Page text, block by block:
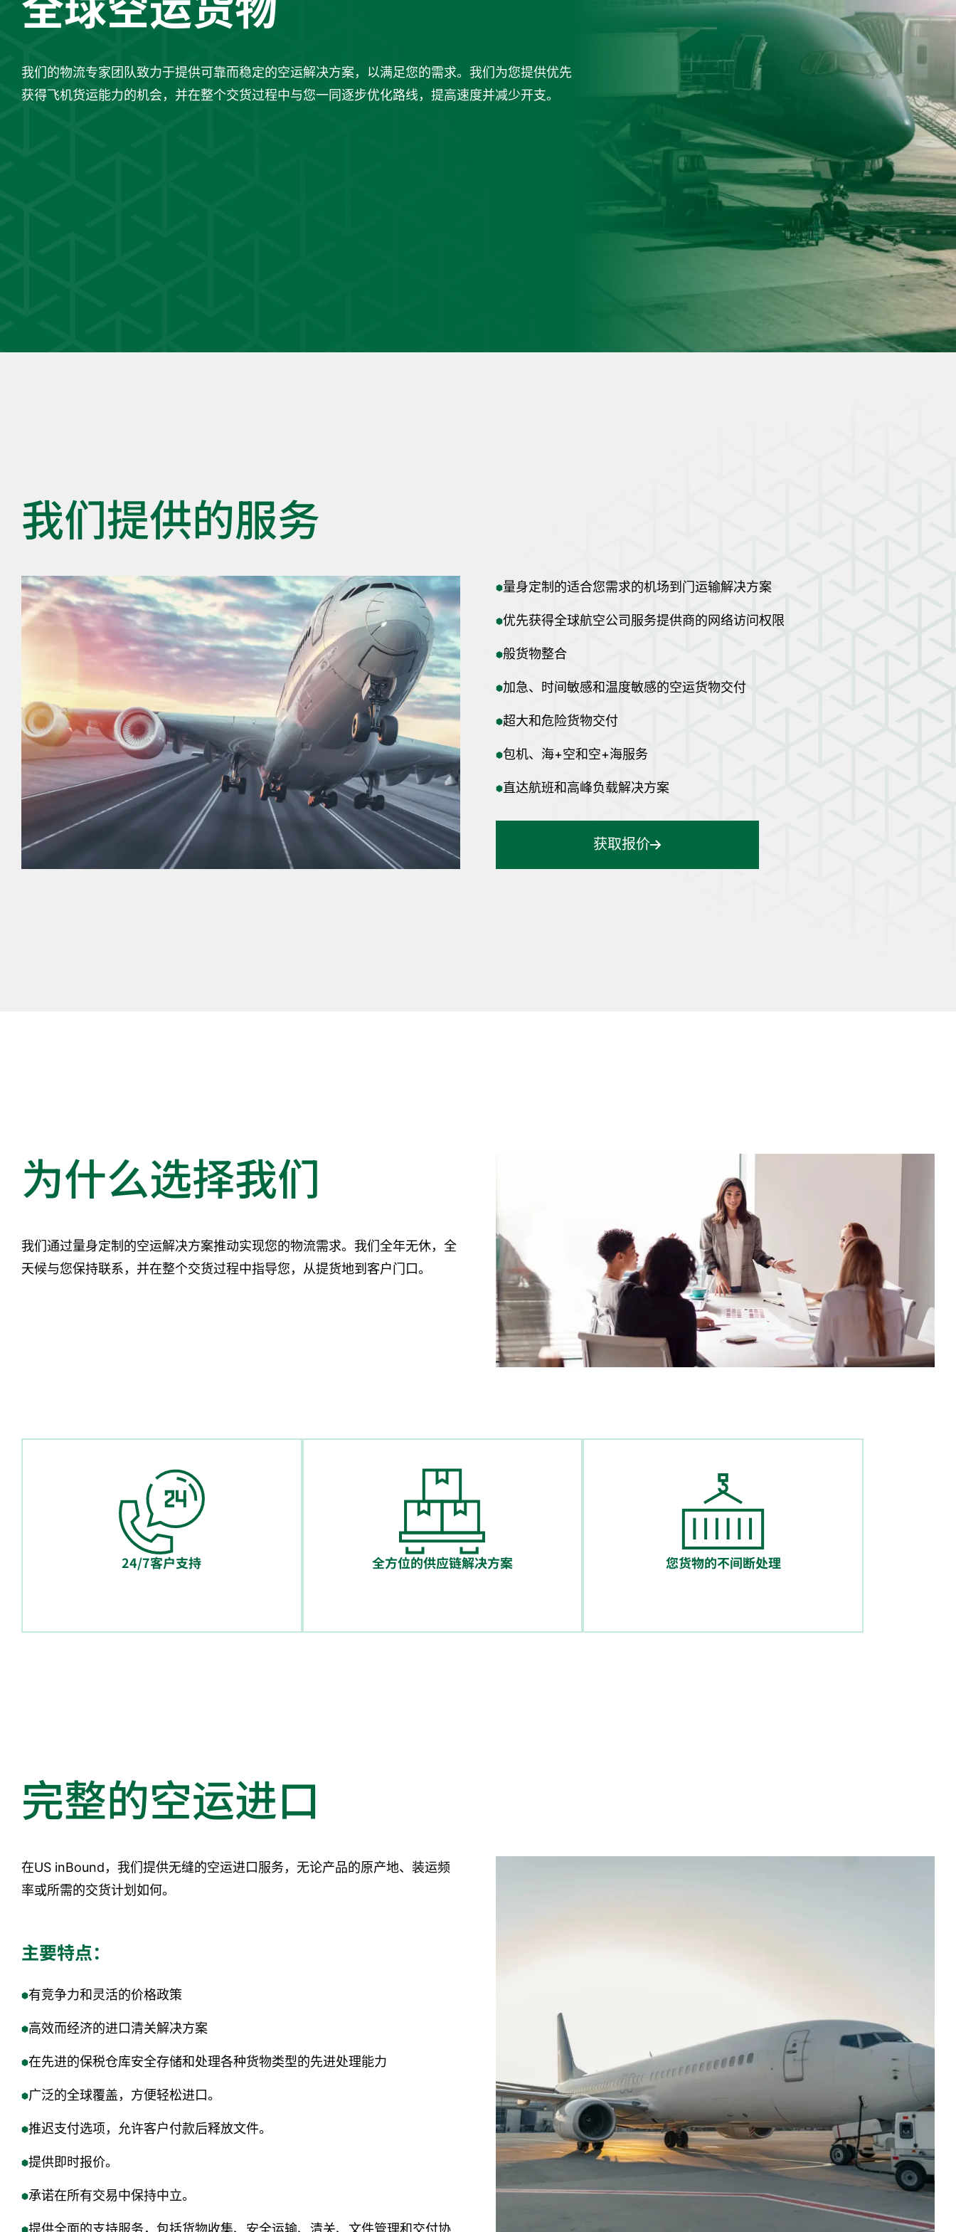
我们的物流专家团队致力于提供可靠而稳定的空运解决方案，以满足您的需求。我们为您提供优先
获得飞机货运能力的机会，并在整个交货过程中与您一同逐步优化路线，提高速度并减少开支。
我们提供的服务
量身定制的适合您需求的机场到门运输解决方案
优先获得全球航空公司服务提供商的网络访问权限
般货物整合
加急、时间敏感和温度敏感的空运货物交付
超大和危险货物交付
包机、海+空和空+海服务
直达航班和高峰负载解决方案
获取报价
为什么选择我们
我们通过量身定制的空运解决方案推动实现您的物流需求。我们全年无休，全
天候与您保持联系，并在整个交货过程中指导您，从提货地到客户门口。
24/7客户支持 全方位的供应链解决方案 您货物的不间断处理
完整的空运进口
在US inBound，我们提供无缝的空运进口服务，无论产品的原产地、装运频
率或所需的交货计划如何。
主要特点：
有竞争力和灵活的价格政策
高效而经济的进口清关解决方案
在先进的保税仓库安全存储和处理各种货物类型的先进处理能力
广泛的全球覆盖，方便轻松进口。
推迟支付选项，允许客户付款后释放文件。
提供即时报价。
承诺在所有交易中保持中立。
提供全面的支持服务，包括货物收集、安全运输、清关、文件管理和交付协